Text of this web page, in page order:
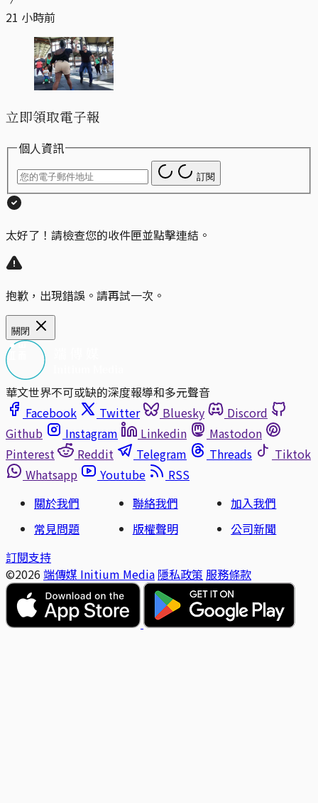
21 小時前
立即領取電子報
個人資訊
訂閱
太好了！請檢查您的收件匣並點擊連結。
抱歉，出現錯誤。請再試一次。
關閉
華文世界不可或缺的深度報導和多元聲音
Facebook
Twitter Bluesky
Discord
Github
Instagram Linkedin
Mastodon
Pinterest
Reddit Telegram Threads
Tiktok
Whatsapp
Youtube
RSS
關於我們
聯絡我們
加入我們
常見問題
版權聲明
公司新聞
訂閱支持
©2026 端傳媒 Initium Media 隱私政策 服務條款